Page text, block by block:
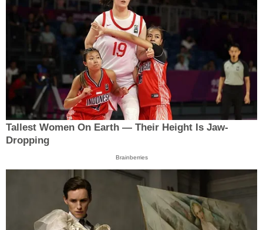
Tallest Women On Earth — Their Height Is Jaw-
Dropping
Brainberries